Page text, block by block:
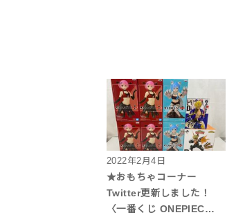
2022年2月4日
★おもちゃコーナー
Twitter更新しました！
〈一番くじ ONEPIEC…